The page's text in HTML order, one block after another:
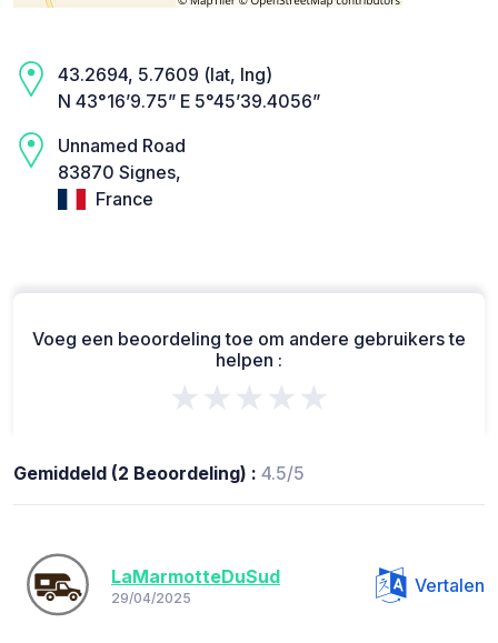
43.2694, 5.7609 (lat, lng)
N 43°16’9.75” E 5°45’39.4056”
Unnamed Road
83870 Signes,
France
Voeg een beoordeling toe om andere gebruikers te
helpen :
★★★★★
Gemiddeld (2 Beoordeling) : 4.5/5
LaMarmotteDuSud
29/04/2025
Vertalen